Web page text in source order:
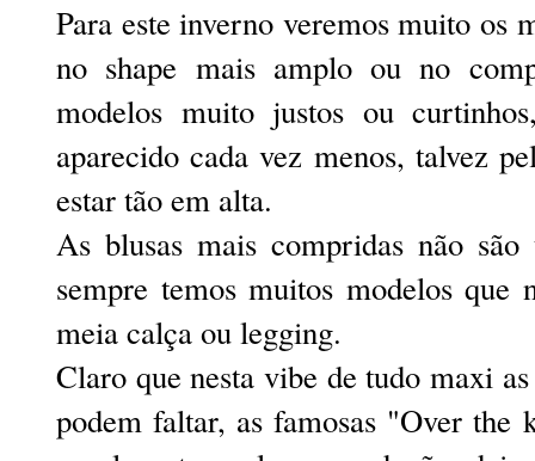
Para este inverno veremos muito os
no shape mais amplo ou no
modelos muito justos ou
aparecido cada vez menos, talvez
estar tão em alta.
As blusas mais compridas não
sempre temos muitos modelos que
meia calça ou legging.
Claro que nesta vibe de tudo maxi
podem faltar, as famosas "Over the